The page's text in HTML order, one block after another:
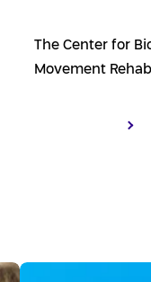
The Center for
Movement